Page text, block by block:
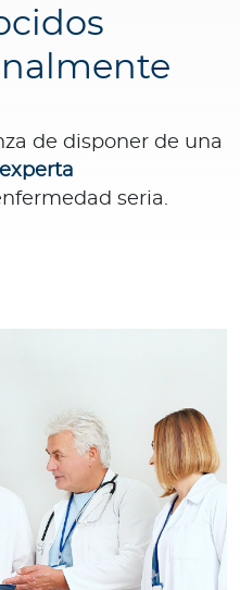
de disponer de una
seria.